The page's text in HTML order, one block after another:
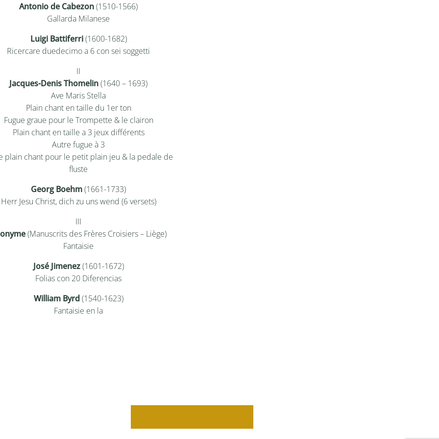
Antonio de Cabezon(1510-1566)
Gallarda Milanese
Luigi Battiferri(1600-1682)
Ricercare duedecimo a 6 con sei soggetti
II
Jacques-Denis Thomelin(1640 – 1693)
Ave Maris Stella
Plain chant en taille du 1er ton
Fugue graue pour le Trompette & le clairon
Plain chant en taille a 3 jeux différents
Autre fugue à 3
plain chant pour le petit plain jeu & la pedale de
fluste
Georg Boehm(1661-1733)
Herr Jesu Christ, dich zu uns wend (6 versets)
III
(Manuscrits des Frères Croisiers – Liège)
Fantaisie
José Jimenez(1601-1672)
Folias con 20 Diferencias
William Byrd (1540-1623)
Fantaisie en la